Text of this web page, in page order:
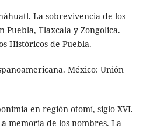
La sobrevivencia de los
Puebla, Tlaxcala y Zongolica.
Históricos de Puebla.
México: Unión
en región otomí, siglo XVI.
memoria de los nombres. La